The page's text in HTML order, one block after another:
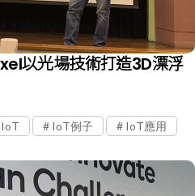
以光場技術打造3D漂浮
IoT IoT例子 IoT應用